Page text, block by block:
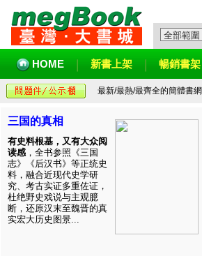
HOME 新書上架 暢銷書架
最新/最熱/最齊全的簡體書網
三国的真相
有史料根基，又有大众阅
读感 ，全书参照《三国
志》《后汉书》等正统史
料，融合近现代史学研
究、考古实证多重佐证，
杜绝野史戏说与主观臆
断，还原汉末至魏晋的真
实宏大历史图景...